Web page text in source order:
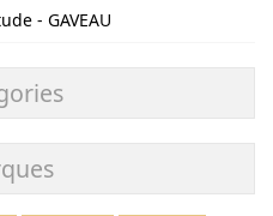
- GAVEAU